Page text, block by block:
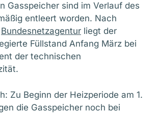
Gasspeicher sind im Verlauf des
entleert worden. Nach
Bundesnetzagentur liegt der
Füllstand Anfang März bei
der technischen
Zu Beginn der Heizperiode am 1.
die Gasspeicher noch bei